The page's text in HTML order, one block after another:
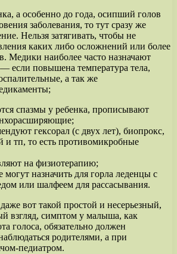
а особенно до года, осипший голов
заболевания, то тут сразу же
Нельзя затягивать, чтобы не
каких либо осложнений или более
Медики наиболее часто назначают
если повышена температура тела,
а так же
спазмы у ребенка, прописывают
гексорал (с двух лет), биопрокс,
и тп, то есть противомикробные
на физиотерапию;
могут назначить для горла леденцы с
или шалфеем для рассасывания.
вот такой простой и несерьезный,
взгляд, симптом у малыша, как
голоса, обязательно должен
родителями, а при
педиатром.